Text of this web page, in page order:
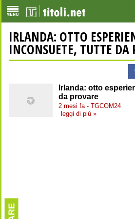
IRLANDA: OTTO
INCONSUETE, TUTTE DA
Irlanda: otto
da provare
2 mesi fa - TGCOM24
leggi di più »